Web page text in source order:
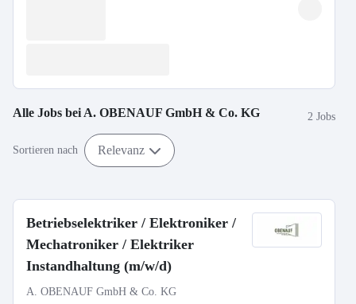
Alle Jobs bei A. OBENAUF GmbH & Co. KG 2 Jobs
Sortieren nach Relevanz
Betriebselektriker / Elektroniker /
Mechatroniker / Elektriker
Instandhaltung (m/w/d)
A. OBENAUF GmbH & Co. KG